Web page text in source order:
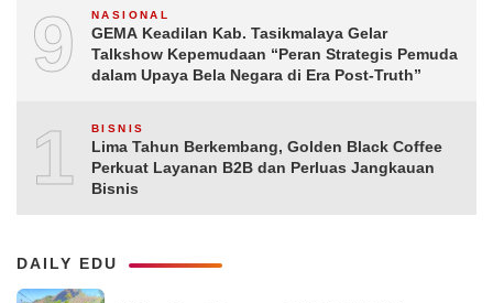
9 NASIONAL
GEMA Keadilan Kab. Tasikmalaya Gelar
Talkshow Kepemudaan “Peran Strategis Pemuda
dalam Upaya Bela Negara di Era Post-Truth”
10BISNIS
Lima Tahun Berkembang, Golden Black Coffee
Perkuat Layanan B2B dan Perluas Jangkauan
Bisnis
DAILY EDU